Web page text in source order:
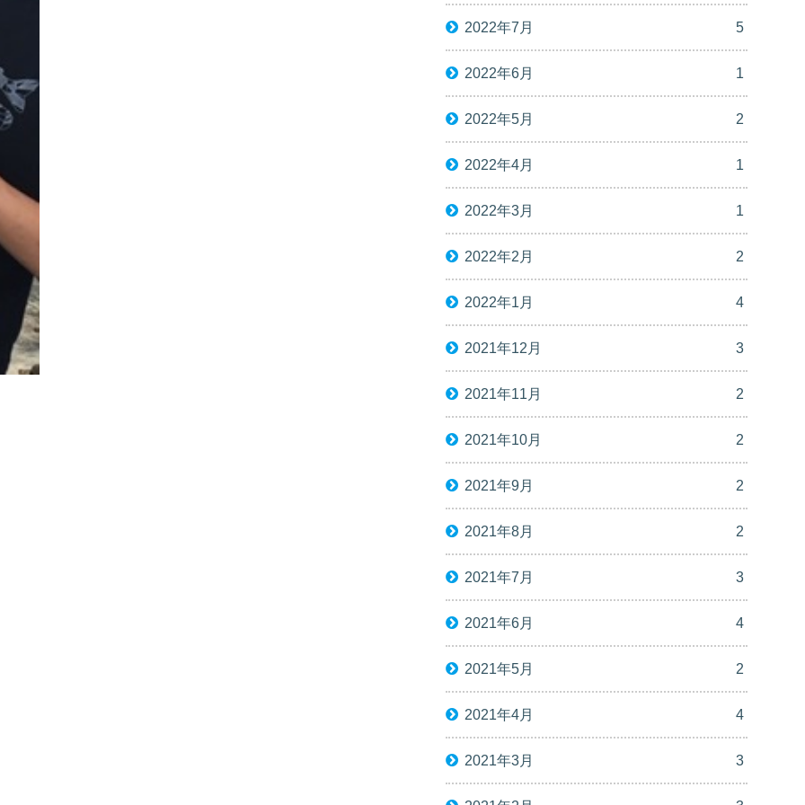
2022年7月 5
2022年6月 1
2022年5月 2
2022年4月 1
2022年3月 1
2022年2月 2
2022年1月 4
2021年12月 3
2021年11月 2
2021年10月 2
2021年9月 2
2021年8月 2
2021年7月 3
2021年6月 4
2021年5月 2
2021年4月 4
2021年3月 3